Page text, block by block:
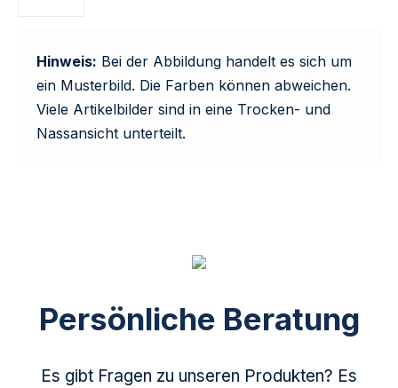
Hinweis: Bei der Abbildung handelt es sich um
ein Musterbild. Die Farben können abweichen.
Viele Artikelbilder sind in eine Trocken- und
Nassansicht unterteilt.
Persönliche Beratung
Es gibt Fragen zu unseren Produkten? Es